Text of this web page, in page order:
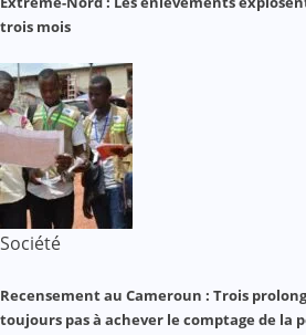
trois mois
Société
Recensement au Cameroun : Trois
toujours pas à achever le comptage de la